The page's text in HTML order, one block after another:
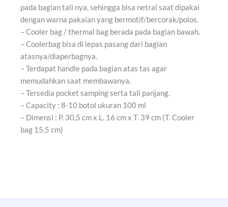
pada bagian tali nya, sehingga bisa netral saat dipakai
dengan warna pakaian yang bermotif/bercorak/polos.
– Cooler bag / thermal bag berada pada bagian bawah.
– Coolerbag bisa di lepas pasang dari bagian
atasnya/diaperbagnya.
– Terdapat handle pada bagian atas tas agar
memudahkan saat membawanya.
– Tersedia pocket samping serta tali panjang.
– Capacity : 8-10 botol ukuran 100 ml
– Dimensi : P. 30,5 cm x L. 16 cm x T. 39 cm (T. Cooler
bag 15,5 cm)